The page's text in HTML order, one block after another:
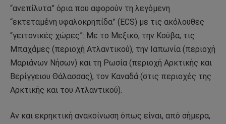
“ανεπίλυτα” όρια που αφορούν τη λεγόμενη
“εκτεταμένη υφαλοκρηπίδα” (ECS) με τις ακόλουθες
“γειτονικές χώρες”: Με το Μεξικό, την Κούβα, τις
Μπαχάμες (περιοχή Ατλαντικού), την Ιαπωνία (περιοχή
Μαριάνων Νήσων) και τη Ρωσία (περιοχή Αρκτικής και
Βερίγγειου Θάλασσας), τον Καναδά (στις περιοχές της
Αρκτικής και του Ατλαντικού).
Αν και εκρηκτική ανακοίνωση όπως είναι, από σήμερα,